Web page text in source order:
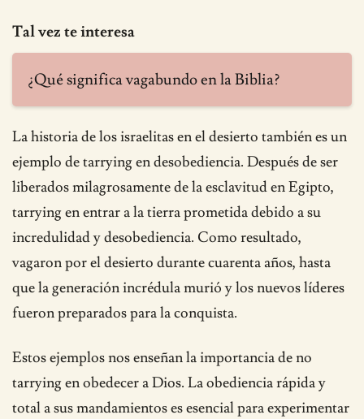
Tal vez te interesa
¿Qué significa vagabundo en la Biblia?
La historia de los israelitas en el desierto también es un
ejemplo de tarrying en desobediencia. Después de ser
liberados milagrosamente de la esclavitud en Egipto,
tarrying en entrar a la tierra prometida debido a su
incredulidad y desobediencia. Como resultado,
vagaron por el desierto durante cuarenta años, hasta
que la generación incrédula murió y los nuevos líderes
fueron preparados para la conquista.
Estos ejemplos nos enseñan la importancia de no
tarrying en obedecer a Dios. La obediencia rápida y
total a sus mandamientos es esencial para experimentar